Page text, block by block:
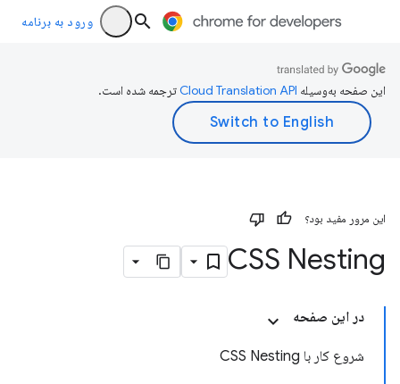
ورود به برنامه
این صفحه به‌وسیله ترجمه شده است.
این مرور مفید بود؟
CSS Nesting
در این صفحه
شروع کار با CSS Nesting